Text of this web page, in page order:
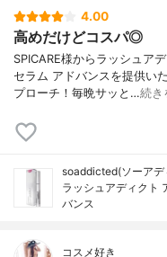
4.00
高めだけどコスパ◎
SPICARE様からラッシュア
セラム アドバンスを提供い
プローチ！毎晩サッと…続き
soaddicted(ソーアデ
ラッシュアディクト
バンス
コスメ好き